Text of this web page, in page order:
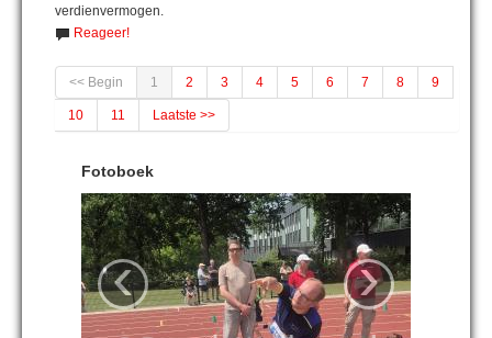
verdienvermogen.
Reageer!
<< Begin 1 2 3 4 5 6 7 8 9
10 11 Laatste >>
Fotoboek
‹ ›